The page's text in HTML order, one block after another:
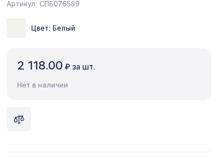
Распродажа
Экраны для радиаторов
Артикул: СПБ076589
Цвет: Белый
2 118.00 ₽ за шт.
Нет в наличии